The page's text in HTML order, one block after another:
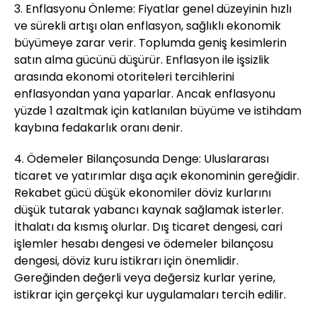
3. Enflasyonu Önleme: Fiyatlar genel düzeyinin hızlı
ve sürekli artışı olan enflasyon, sağlıklı ekonomik
büyümeye zarar verir. Toplumda geniş kesimlerin
satın alma gücünü düşürür. Enflasyon ile işsizlik
arasında ekonomi otoriteleri tercihlerini
enflasyondan yana yaparlar. Ancak enflasyonu
yüzde 1 azaltmak için katlanılan büyüme ve istihdam
kaybına fedakarlık oranı denir.
4. Ödemeler Bilançosunda Denge: Uluslararası
ticaret ve yatırımlar dışa açık ekonominin gereğidir.
Rekabet gücü düşük ekonomiler döviz kurlarını
düşük tutarak yabancı kaynak sağlamak isterler.
İthalatı da kısmış olurlar. Dış ticaret dengesi, cari
işlemler hesabı dengesi ve ödemeler bilançosu
dengesi, döviz kuru istikrarı için önemlidir.
Gereğinden değerli veya değersiz kurlar yerine,
istikrar için gerçekçi kur uygulamaları tercih edilir.